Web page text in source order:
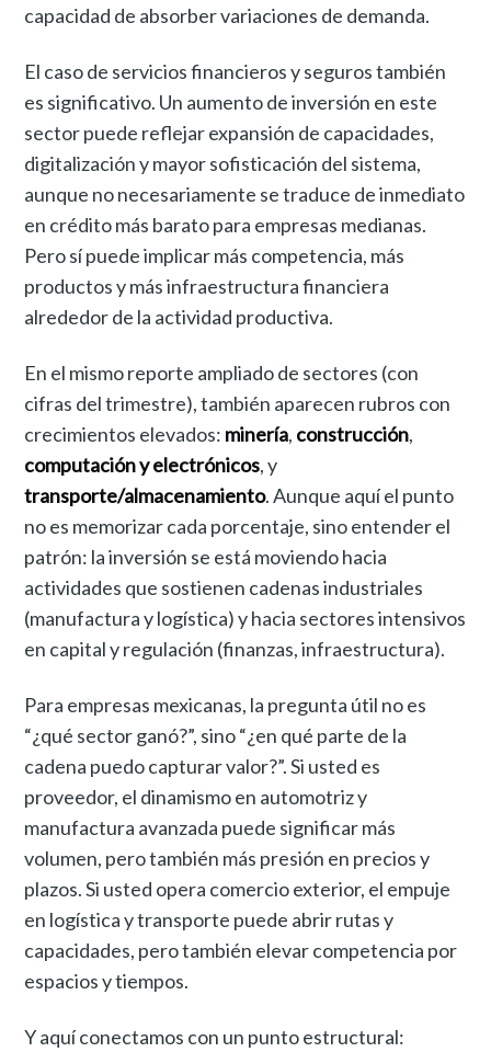
capacidad de absorber variaciones de demanda.
El caso de servicios financieros y seguros también
es significativo. Un aumento de inversión en este
sector puede reflejar expansión de capacidades,
digitalización y mayor sofisticación del sistema,
aunque no necesariamente se traduce de inmediato
en crédito más barato para empresas medianas.
Pero sí puede implicar más competencia, más
productos y más infraestructura financiera
alrededor de la actividad productiva.
En el mismo reporte ampliado de sectores (con
cifras del trimestre), también aparecen rubros con
crecimientos elevados: minería, construcción,
computación y electrónicos, y
transporte/almacenamiento. Aunque aquí el punto
no es memorizar cada porcentaje, sino entender el
patrón: la inversión se está moviendo hacia
actividades que sostienen cadenas industriales
(manufactura y logística) y hacia sectores intensivos
en capital y regulación (finanzas, infraestructura).
Para empresas mexicanas, la pregunta útil no es
“¿qué sector ganó?”, sino “¿en qué parte de la
cadena puedo capturar valor?”. Si usted es
proveedor, el dinamismo en automotriz y
manufactura avanzada puede significar más
volumen, pero también más presión en precios y
plazos. Si usted opera comercio exterior, el empuje
en logística y transporte puede abrir rutas y
capacidades, pero también elevar competencia por
espacios y tiempos.
Y aquí conectamos con un punto estructural: